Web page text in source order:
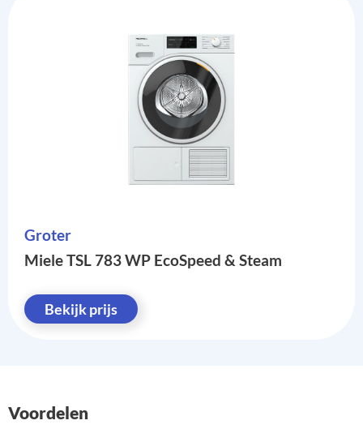
Groter
Miele TSL 783 WP EcoSpeed & Steam
Bekijk prijs
Voordelen